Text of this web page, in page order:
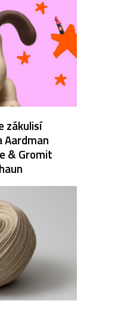
zákulisí
Aardman
& Gromit